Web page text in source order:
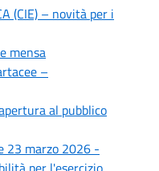
(CIE) – novità per i
mensa
–
al pubblico
23 marzo 2026 -